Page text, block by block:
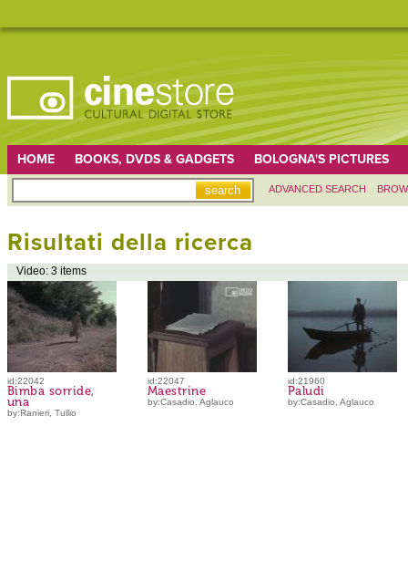
HOME BOOKS, DVDS & GADGETS BOLOGNA'S PICTURES
ADVANCED SEARCH
Risultati della ricerca
Video: 3 items
id:22042
Bimba sorride,
una
by:Ranieri, Tullio
id:22047
Maestrine
by:Casadio, Aglauco
id:21960
Paludi
by:Casadio, Aglauco